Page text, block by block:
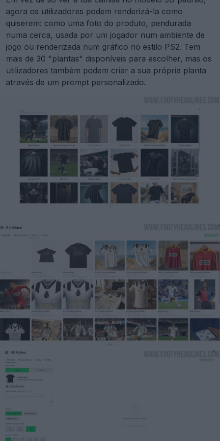
agora os utilizadores podem renderizá-la como
quiserem: como uma foto do produto, pendurada
numa cerca, usada por um jogador num ambiente de
jogo ou renderizada num gráfico no estilo PS2. Tem
mais de 30 "plantas" disponíveis para escolher, mas os
utilizadores também podem criar a sua própria planta
através de um prompt personalizado.